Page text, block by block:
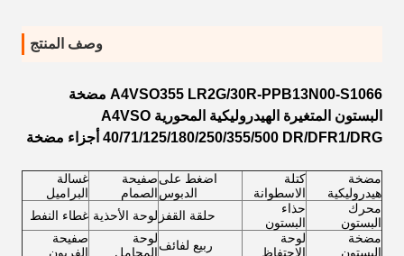
وصف المنتج
A4VSO355 LR2G/30R-PPB13N00-S1066 مضخة
البستون المتغيرة الهيدروليكية المحورية A4VSO
40/71/125/180/250/355/500 DR/DFR1/DRG أجزاء مضخة
مضخة
هيدروليكية
كتلة
الاسطوانة
اضغط على
الدبوس
صفيحة
الصمام
غسالة
البراميل
محرك
البستون
حذاء
البستون
حلقة القفز لوحة الأحذية غطاء النفط
مضخة
البستون
لوحة
الاحتفاظ
ربيع لفائفلوحة
المحامل
صفيحة
الفريون